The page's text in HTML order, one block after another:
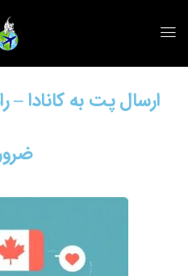
ارسال پت به کانادا